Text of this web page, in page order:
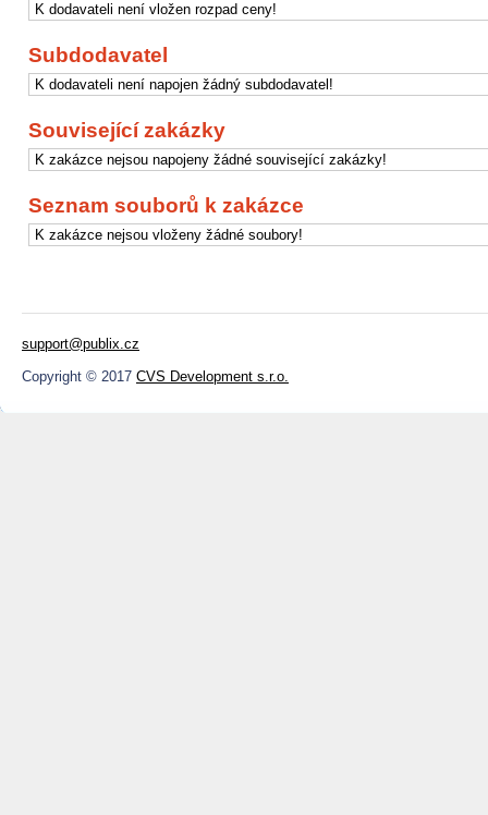
K dodavateli není vložen rozpad ceny!
Subdodavatel
K dodavateli není napojen žádný subdodavatel!
Související zakázky
K zakázce nejsou napojeny žádné související zakázky!
Seznam souborů k zakázce
K zakázce nejsou vloženy žádné soubory!
support@publix.cz
Copyright © 2017 CVS Development s.r.o.